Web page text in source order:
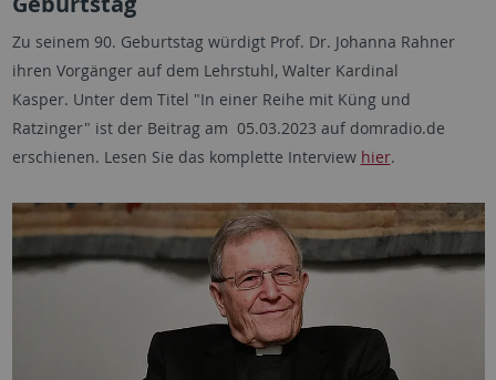
Zu seinem 90. Geburtstag würdigt Prof. Dr. Johanna Rahner
ihren Vorgänger auf dem Lehrstuhl, Walter Kardinal
Kasper. Unter dem Titel "In einer Reihe mit Küng und
Ratzinger" ist der Beitrag am 05.03.2023 auf domradio.de
erschienen. Lesen Sie das komplette Interview hier.